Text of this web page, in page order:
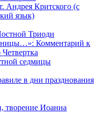
Андрея Критского (с
язык)
Триоди
Комментарий к
седмицы
в дни празднования
творение Иоанна